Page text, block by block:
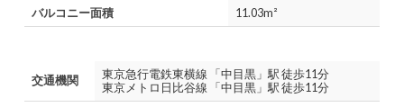
バルコニー面積
11.03m²
交通機関
東京急行電鉄東横線 「中目黒」駅 徒歩11分
東京メトロ日比谷線 「中目黒」駅 徒歩11分